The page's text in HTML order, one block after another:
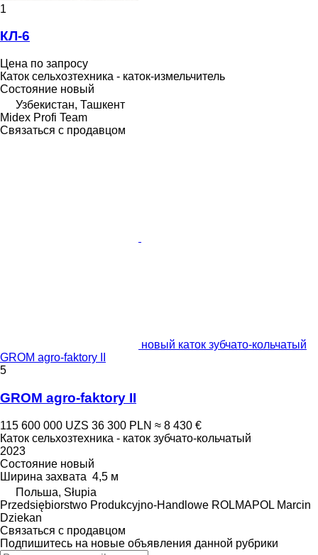
1
КЛ-6
Цена по запросу
Каток сельхозтехника - каток-измельчитель
Состояние новый
Узбекистан, Ташкент
Midex Profi Team
Связаться с продавцом
новый каток зубчато-кольчатый
GROM agro-faktory II
5
GROM agro-faktory II
115 600 000 UZS 36 300 PLN ≈ 8 430 €
Каток сельхозтехника - каток зубчато-кольчатый
2023
Состояние новый
Ширина захвата 4,5 м
Польша, Słupia
Przedsiębiorstwo Produkcyjno-Handlowe ROLMAPOL Marcin
Dziekan
Связаться с продавцом
Подпишитесь на новые объявления данной рубрики